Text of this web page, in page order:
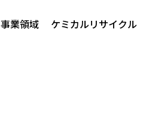
事業領域 ケミカルリサイクル